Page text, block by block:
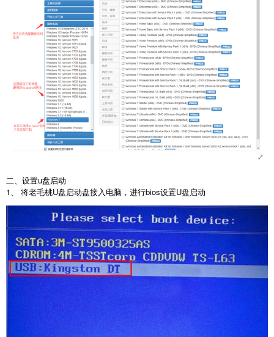
二、设置u盘启动
1、 将老毛桃U盘启动盘接入电脑，进行bios设置U盘启动